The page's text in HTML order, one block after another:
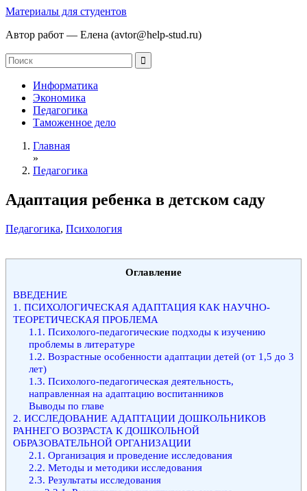
Материалы для студентов
Автор работ — Елена (avtor@help-stud.ru)
Информатика
Экономика
Педагогика
Таможенное дело
Главная
»
Педагогика
Адаптация ребенка в детском саду
Педагогика, Психология
Оглавление
ВВЕДЕНИЕ
1. ПСИХОЛОГИЧЕСКАЯ АДАПТАЦИЯ КАК НАУЧНО-
ТЕОРЕТИЧЕСКАЯ ПРОБЛЕМА
1.1. Психолого-педагогические подходы к изучению
проблемы в литературе
1.2. Возрастные особенности адаптации детей (от 1,5 до 3
лет)
1.3. Психолого-педагогическая деятельность,
направленная на адаптацию воспитанников
Выводы по главе
2. ИССЛЕДОВАНИЕ АДАПТАЦИИ ДОШКОЛЬНИКОВ
РАННЕГО ВОЗРАСТА К ДОШКОЛЬНОЙ
ОБРАЗОВАТЕЛЬНОЙ ОРГАНИЗАЦИИ
2.1. Организация и проведение исследования
2.2. Методы и методики исследования
2.3. Результаты исследования